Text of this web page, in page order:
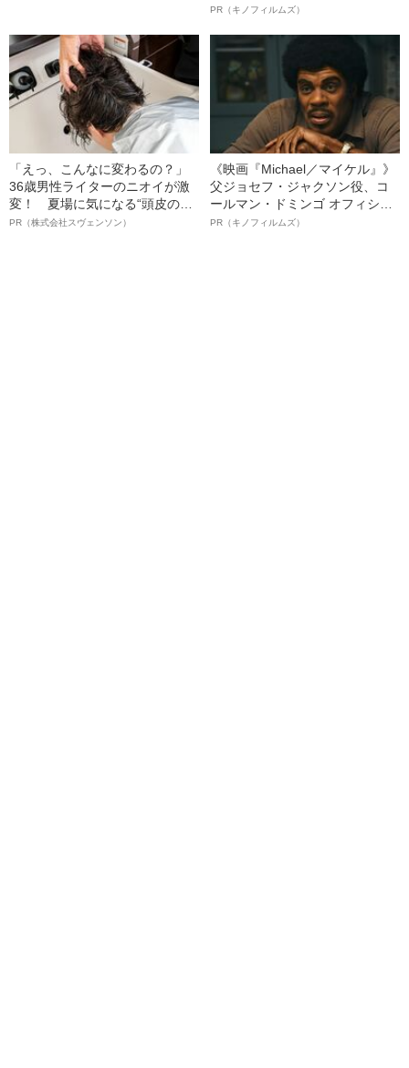
の葛藤」
ボ》
PR（キノフィルムズ）
「えっ、こんなに変わるの？」
36歳男性ライターのニオイが激
変！ 夏場に気になる“頭皮のニ
オイ”や“ベタつき”を解消す
PR（株式会社スヴェンソン）
《映画『Michael／マイケル』》
父ジョセフ・ジャクソン役、コ
ールマン・ドミンゴ オフィシャ
ルインタビュー“観客を魅了した
PR（キノフィルムズ）